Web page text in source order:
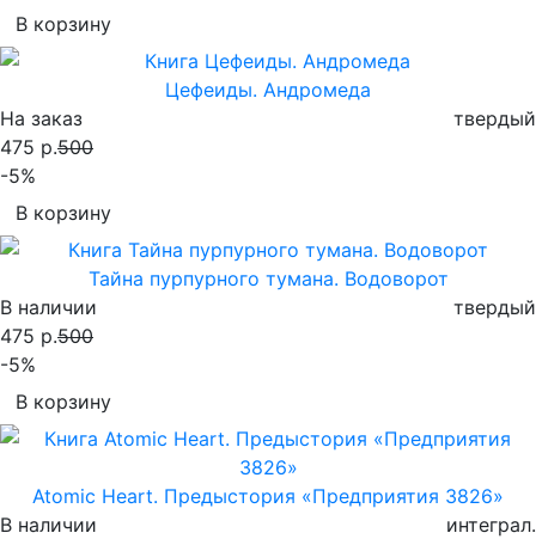
В корзину
Цефеиды. Андромеда
На заказ
твердый
475 р.500
-5%
В корзину
Тайна пурпурного тумана. Водоворот
В наличии
твердый
475 р.500
-5%
В корзину
Atomic Heart. Предыстория «Предприятия 3826»
В наличии
интеграл.